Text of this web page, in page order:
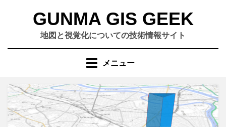
GUNMA GIS GEEK
地図と視覚化についての技術情報サイト
メニュー